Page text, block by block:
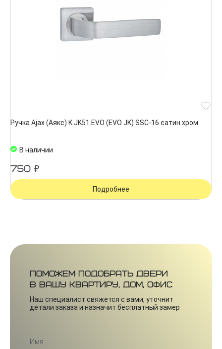
Ручка Ajax (Аякс) K.JK51.EVO (EVO JK) SSC-16 сатин.хром
В наличии
750 ₽
Подробнее
Поможем подобрать двери
в вашу квартиру, дом, офис
Наш специалист свяжется с вами, уточнит
детали заказа и назначит бесплатный замер